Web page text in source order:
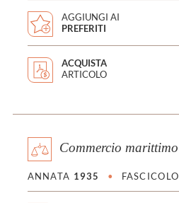
AGGIUNGI AI
PREFERITI
ACQUISTA
ARTICOLO
Commercio marittimo
ANNATA 1935 • FASCICOLO